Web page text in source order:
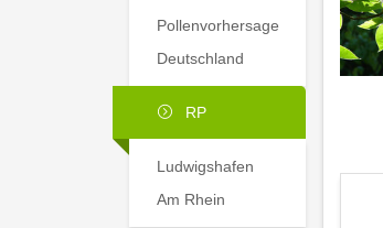
Pollenvorhersage
Deutschland
RP
Ludwigshafen
Am Rhein